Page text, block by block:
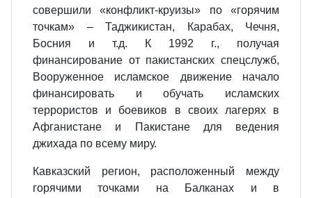
совершили «конфликт‑круизы» по «горячим
точкам» – Таджикистан, Карабах, Чечня,
Босния и т.д. К 1992 г., получая
финансирование от пакистанских спецслужб,
Вооруженное исламское движение начало
финансировать и обучать исламских
террористов и боевиков в своих лагерях в
Афганистане и Пакистане для ведения
джихада по всему миру.
Кавказский регион, расположенный между
горячими точками на Балканах и в